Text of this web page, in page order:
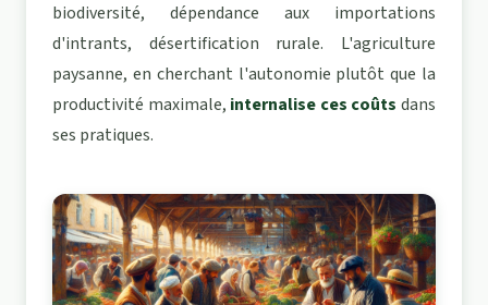
biodiversité, dépendance aux importations
d'intrants, désertification rurale. L'agriculture
paysanne, en cherchant l'autonomie plutôt que la
productivité maximale, internalise ces coûts dans
ses pratiques.